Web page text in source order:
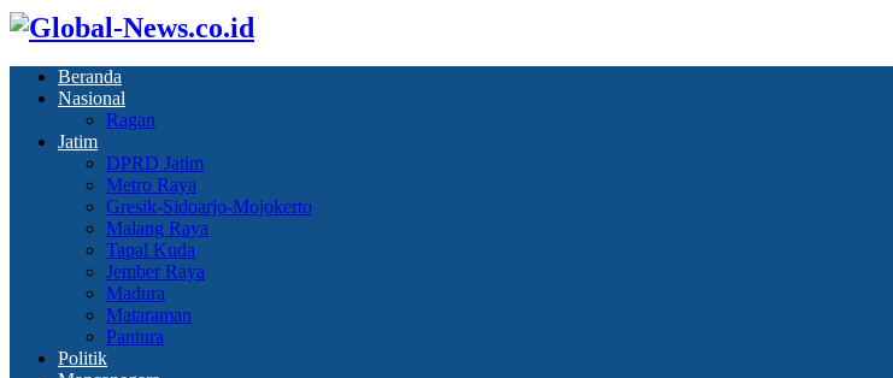
Beranda
Nasional
Ragan
Jatim
DPRD Jatim
Metro Raya
Gresik-Sidoarjo-Mojokerto
Malang Raya
Tapal Kuda
Jember Raya
Madura
Mataraman
Pantura
Politik